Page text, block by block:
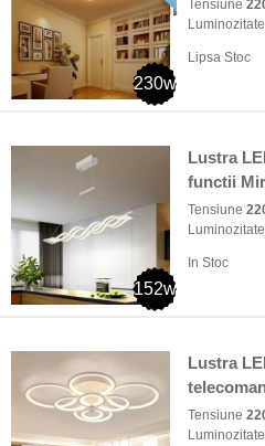
230w
Tensiune
Luminozitate
Lipsa Stoc
152w
Lustra
functii
Tensiune
Luminozitate
In Stoc
Lustra
Tensiune
Luminozitate